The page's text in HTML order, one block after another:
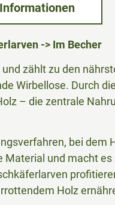
-> Im Becher
zählt zu den
Wirbellose. Durch
– die zentrale
bei
und macht
Holz